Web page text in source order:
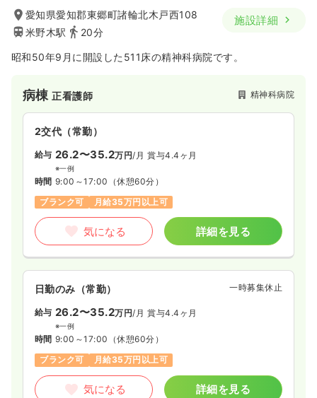
愛知県愛知郡東郷町諸輪北木戸西108
米野木駅
20分
施設詳細
昭和50年9月に開設した511床の精神科病院です。
病棟正看護師 精神科病院
2交代（常勤）
給与 26.2〜35.2万円/月 賞与4.4ヶ月
※一例
時間 9:00～17:00 （休憩60分）
ブランク可
月給35万円以上可
気になる 詳細を見る
日勤のみ（常勤） 一時募集休止
給与 26.2〜35.2万円/月 賞与4.4ヶ月
※一例
時間 9:00～17:00 （休憩60分）
ブランク可
月給35万円以上可
気になる 詳細を見る